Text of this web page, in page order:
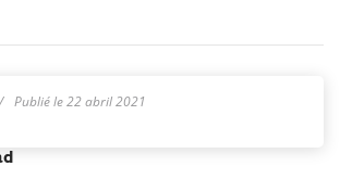
Publié le 22 abril 2021